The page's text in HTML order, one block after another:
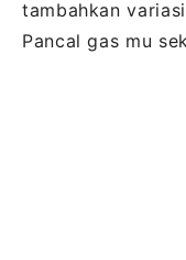
tambahkan
Pancal gas mu